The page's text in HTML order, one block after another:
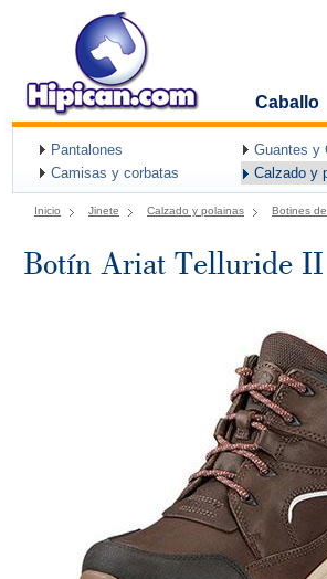
Caballo
Pantalones Guantes y
Camisas y corbatas
Calzado y
Inicio Jinete Calzado y polainas Botines
Botín Ariat Telluride